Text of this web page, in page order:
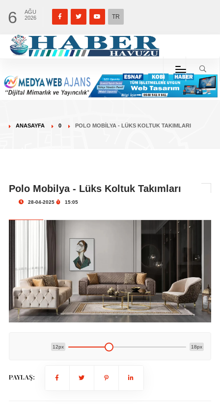
6
AĞU
2026
TR
ANASAYFA 0 POLO MOBILYA - LÜKS KOLTUK TAKIMLARI
Polo Mobilya - Lüks Koltuk Takımları
28-04-2025 15:05
12px 18px
PAYLAŞ: